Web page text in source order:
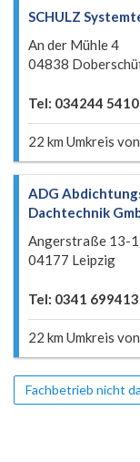
SCHULZ
An der Mühle 4
04838
Tel: 034244 5410
22 km Umkreis
ADG
Dachtechnik
Angerstraße 13-
04177 Leipzig
Tel: 0341
22 km Umkreis
Fachbetrieb nicht